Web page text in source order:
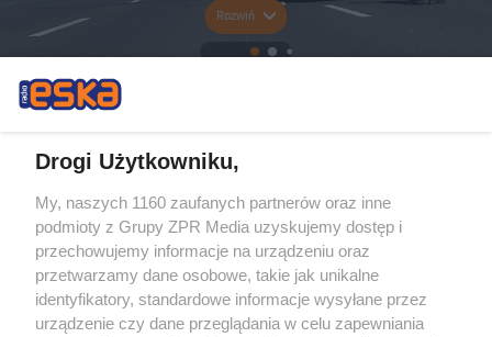
Rozwiń
Drogi Użytkowniku,
My, naszych 1160 zaufanych partnerów oraz inne
podmioty z Grupy ZPR Media uzyskujemy dostęp i
przechowujemy informacje na urządzeniu oraz
przetwarzamy dane osobowe, takie jak unikalne
identyfikatory, standardowe informacje wysyłane przez
urządzenie czy dane przeglądania w celu zapewniania